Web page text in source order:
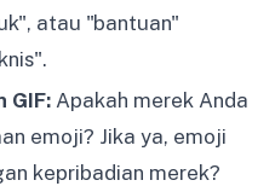
atau "bantuan"
GIF: Apakah merek Anda
emoji? Jika ya, emoji
kepribadian merek?